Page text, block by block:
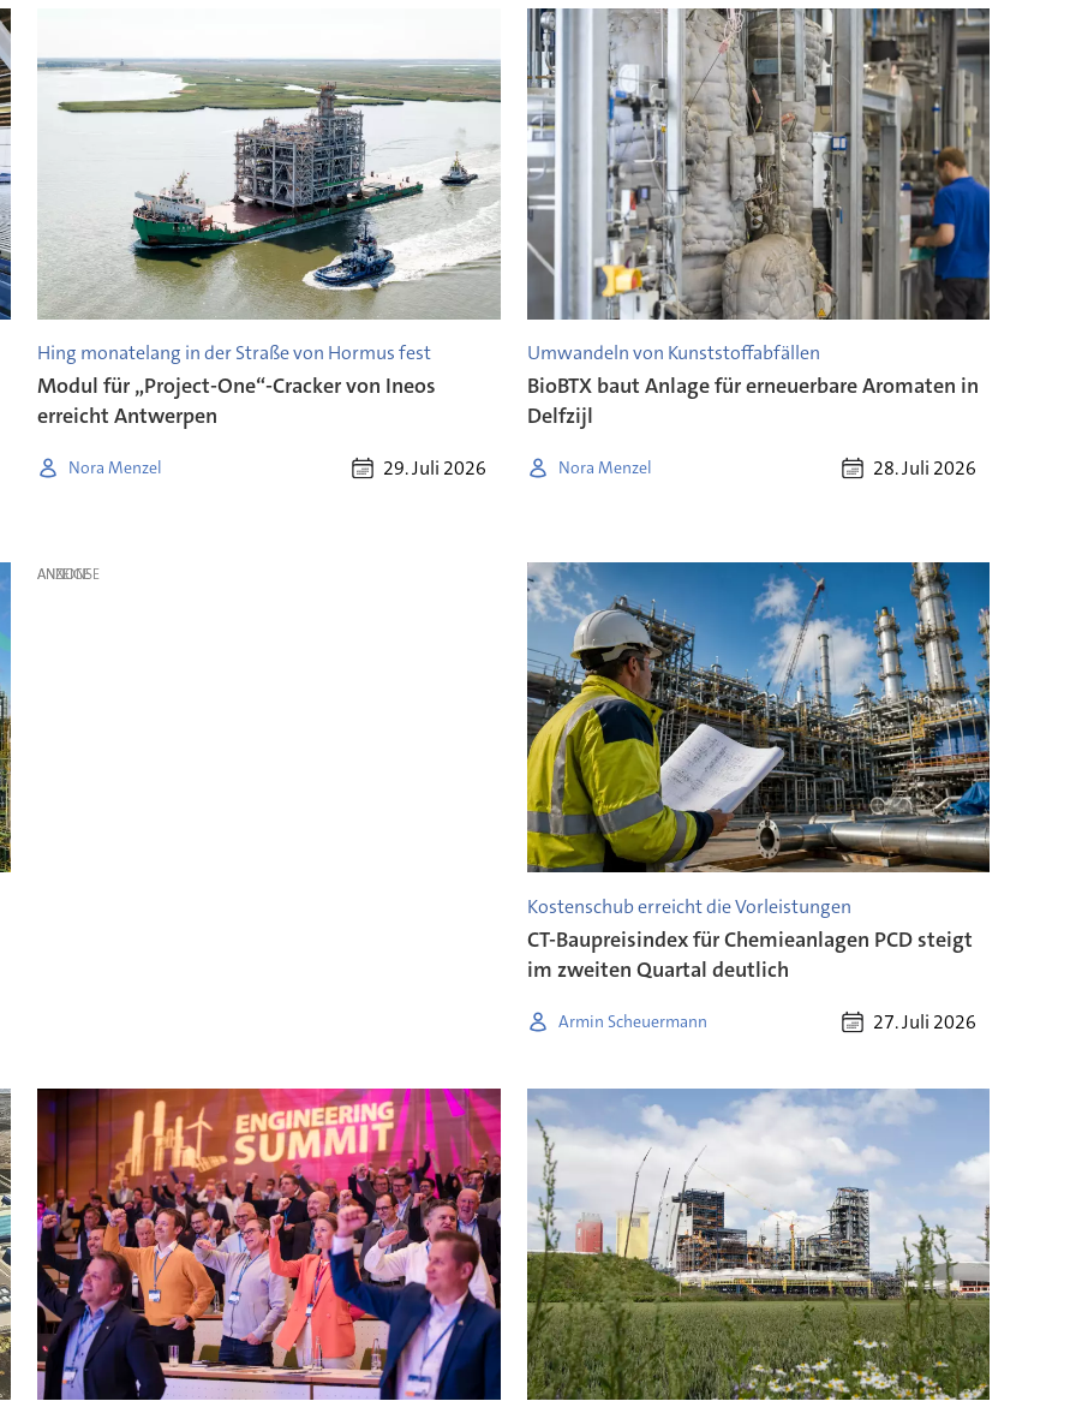
Hing monatelang in der Straße von Hormus fest
Modul für „Project-One“-Cracker von Ineos
erreicht Antwerpen
Nora Menzel 29. Juli 2026
Umwandeln von Kunststoffabfällen
BioBTX baut Anlage für erneuerbare Aromaten in
Delfzijl
Nora Menzel 28. Juli 2026
ANZEIGE
Kostenschub erreicht die Vorleistungen
CT-Baupreisindex für Chemieanlagen PCD steigt
im zweiten Quartal deutlich
Armin Scheuermann 27. Juli 2026